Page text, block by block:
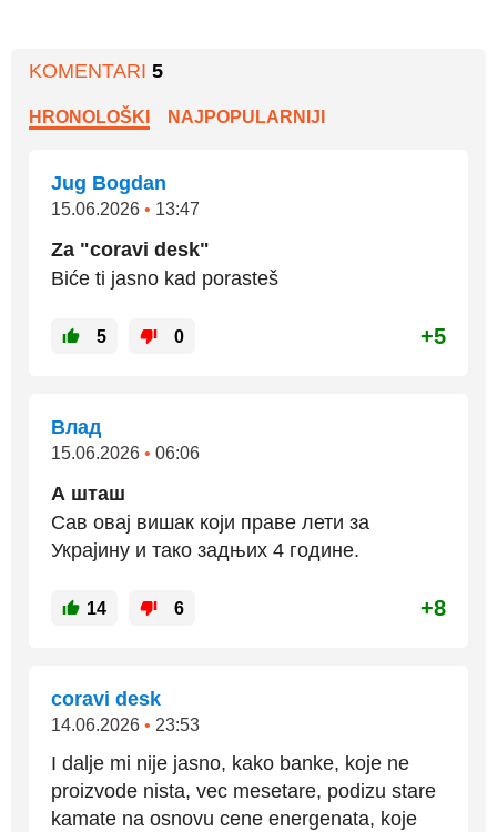
KOMENTARI 5
HRONOLOŠKI NAJPOPULARNIJI
Jug Bogdan
15.06.2026 • 13:47
Za "coravi desk"
Biće ti jasno kad porasteš
5 0 +5
Влад
15.06.2026 • 06:06
А шташ
Сав овај вишак који праве лети за
Украјину и тако задњих 4 године.
14 6 +8
coravi desk
14.06.2026 • 23:53
I dalje mi nije jasno, kako banke, koje ne
proizvode nista, vec mesetare, podizu stare
kamate na osnovu cene energenata, koje